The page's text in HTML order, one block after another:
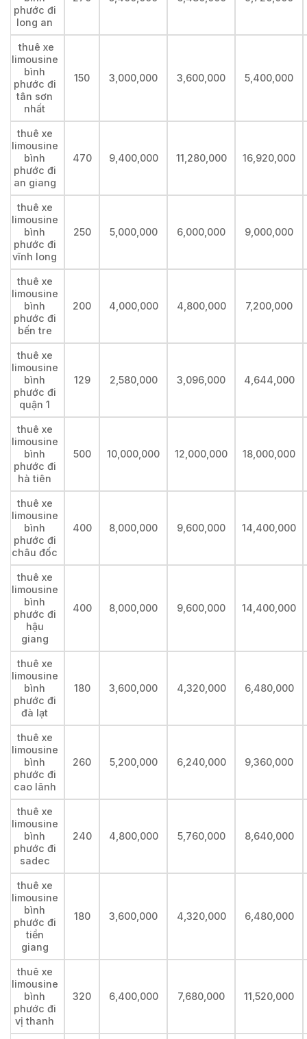
phước đi
long an
thuê xe
limousine
bình
phước đi
tân sơn
nhất
150 3,000,000 3,600,000 5,400,000
thuê xe
limousine
bình
phước đi
an giang
470 9,400,000 11,280,000 16,920,000
thuê xe
limousine
bình
phước đi
vĩnh long
250 5,000,000 6,000,000 9,000,000
thuê xe
limousine
bình
phước đi
bến tre
200 4,000,000 4,800,000 7,200,000
thuê xe
limousine
bình
phước đi
quận 1
129 2,580,000 3,096,000 4,644,000
thuê xe
limousine
bình
phước đi
hà tiên
500 10,000,000 12,000,000 18,000,000
thuê xe
limousine
bình
phước đi
châu đốc
400 8,000,000 9,600,000 14,400,000
thuê xe
limousine
bình
phước đi
hậu
giang
400 8,000,000 9,600,000 14,400,000
thuê xe
limousine
bình
phước đi
đà lạt
180 3,600,000 4,320,000 6,480,000
thuê xe
limousine
bình
phước đi
cao lãnh
260 5,200,000 6,240,000 9,360,000
thuê xe
limousine
bình
phước đi
sadec
240 4,800,000 5,760,000 8,640,000
thuê xe
limousine
bình
phước đi
tiền
giang
180 3,600,000 4,320,000 6,480,000
thuê xe
limousine
bình
phước đi
vị thanh
320 6,400,000 7,680,000 11,520,000